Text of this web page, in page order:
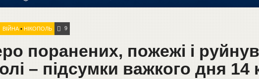
ВІЙНА• НІКОПОЛЬ 9
поранених, пожежі і
– підсумки важкого дня 14